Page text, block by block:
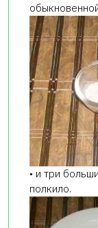
• и три
полкило.